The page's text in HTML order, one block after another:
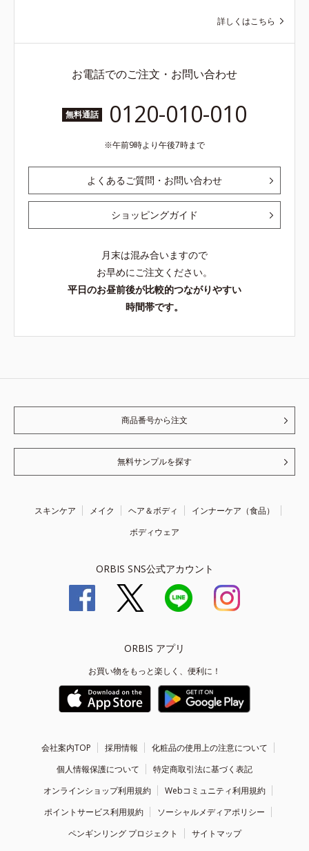
詳しくはこちら
お電話でのご注文・お問い合わせ
無料通話 0120-010-010
午前9時より午後7時まで
よくあるご質問・お問い合わせ
ショッピングガイド
月末は混み合いますので
お早めにご注文ください。
平日のお昼前後が比較的つながりやすい
時間帯です。
商品番号から注文
無料サンプルを探す
スキンケア メイク ヘア＆ボディ
インナーケア（食品）
ボディウェア
ORBIS SNS公式アカウント
ORBIS アプリ
お買い物をもっと楽しく、便利に！
会社案内TOP 採用情報
化粧品の使用上の注意について
個人情報保護について
特定商取引法に基づく表記
オンラインショップ利用規約
Webコミュニティ利用規約
ポイントサービス利用規約
ソーシャルメディアポリシー
ペンギンリング プロジェクト
サイトマップ